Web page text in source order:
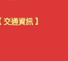
交通資訊 】